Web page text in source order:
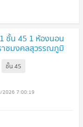
ชั้น 45 1 ห้องนอน
าชมงคลสุวรรณภูมิ
ชั้น45
2026 7:00:19